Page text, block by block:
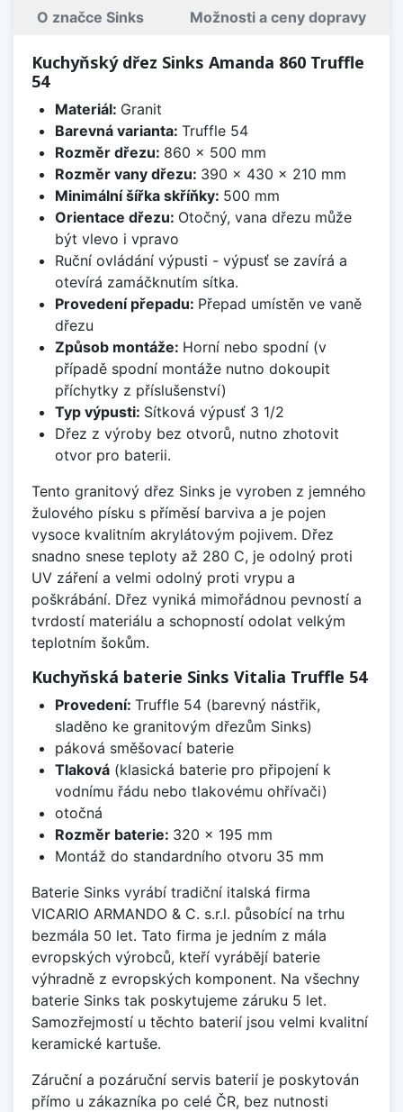
O značce Sinks Možnosti a ceny dopravy
Kuchyňský dřez Sinks Amanda 860 Truffle
54
Materiál: Granit
Barevná varianta: Truffle 54
Rozměr dřezu: 860 x 500 mm
Rozměr vany dřezu: 390 x 430 x 210 mm
Minimální šířka skříňky: 500 mm
Orientace dřezu: Otočný, vana dřezu může
být vlevo i vpravo
Ruční ovládání výpusti - výpusť se zavírá a
otevírá zamáčknutím sítka.
Provedení přepadu: Přepad umístěn ve vaně
dřezu
Způsob montáže: Horní nebo spodní (v
případě spodní montáže nutno dokoupit
příchytky z příslušenství)
Typ výpusti: Sítková výpusť 3 1/2
Dřez z výroby bez otvorů, nutno zhotovit
otvor pro baterii.
Tento granitový dřez Sinks je vyroben z jemného
žulového písku s příměsí barviva a je pojen
vysoce kvalitním akrylátovým pojivem. Dřez
snadno snese teploty až 280 C, je odolný proti
UV záření a velmi odolný proti vrypu a
poškrábání. Dřez vyniká mimořádnou pevností a
tvrdostí materiálu a schopností odolat velkým
teplotním šokům.
Kuchyňská baterie Sinks Vitalia Truffle 54
Provedení: Truffle 54 (barevný nástřik,
sladěno ke granitovým dřezům Sinks)
páková směšovací baterie
Tlaková(klasická baterie pro připojení k
vodnímu řádu nebo tlakovému ohřívači)
otočná
Rozměr baterie: 320 x 195 mm
Montáž do standardního otvoru 35 mm
Baterie Sinks vyrábí tradiční italská firma
VICARIO ARMANDO & C. s.r.l. působící na trhu
bezmála 50 let. Tato firma je jedním z mála
evropských výrobců, kteří vyrábějí baterie
výhradně z evropských komponent. Na všechny
baterie Sinks tak poskytujeme záruku 5 let.
Samozřejmostí u těchto baterií jsou velmi kvalitní
keramické kartuše.
Záruční a pozáruční servis baterií je poskytován
přímo u zákazníka po celé ČR, bez nutnosti